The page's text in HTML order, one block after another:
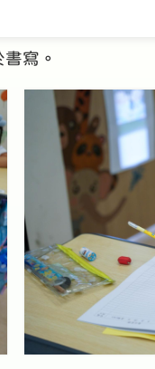
寫。